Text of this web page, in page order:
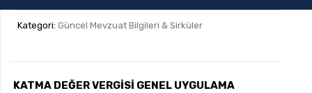
Kategori: Güncel Mevzuat Bilgileri & Sirküler
KATMA DEĞER VERGİSİ GENEL UYGULAMA